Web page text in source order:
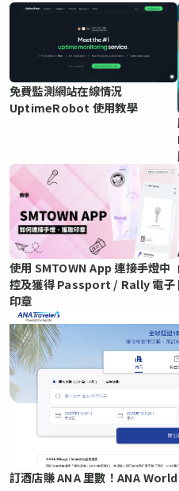
免費監測網站在線情況
UptimeRobot 使用教學
使用 SMTOWN App 連接手燈中
控及獲得 Passport / Rally 電子
印章
訂酒店賺 ANA 里數！ANA